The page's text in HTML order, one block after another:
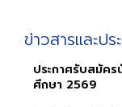
ข่าวสารและปร
ประกาศรับสมัค
ศึกษา 2569